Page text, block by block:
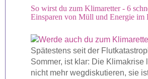
So wirst du zum Klimaretter - 6
Einsparen von Müll und Energie im
Spätestens seit der
Sommer, ist klar: Die Klimakrise
nicht mehr wegdiskutieren, sie